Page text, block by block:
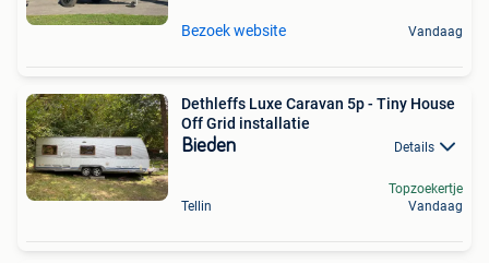
Bezoek website Vandaag
Dethleffs Luxe Caravan 5p - Tiny House
Off Grid installatie
Bieden Details
Tellin
Topzoekertje
Vandaag